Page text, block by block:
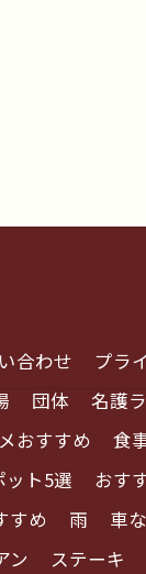
合わせ プラ
団体 名護
おすすめ 食
ト5選 おす
すめ 雨 車
ン ステーキ